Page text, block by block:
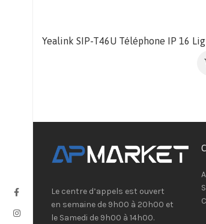
Yealink SIP-T46U Téléphone IP 16
Le centre d’appels est ouvert
en semaine de 9h00 à 20h00 et
le Samedi de 9h00 à 14h00.